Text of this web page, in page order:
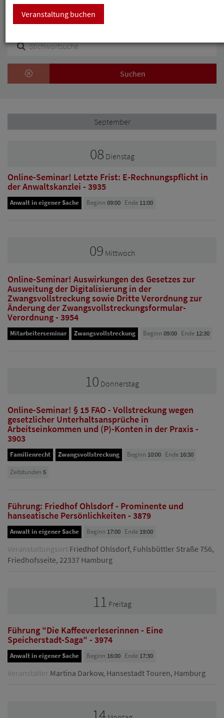
Suchen
Veranstaltung buchen
September
08 Dienstag
Online-Seminar! Letzte Frist: E-Rechnungspflicht in
der Anwaltskanzlei - 3935
Anwalt in eigener Sache Beginn 09:00 Ende 11:00
09 Mittwoch
Online-Seminar! Auswirkungen des Gesetzes zur
Ausweitung der Digitalisierung in der
Zwangsvollstreckung sowie Dritte Verordnung zur
Änderung der Zwangsvollstreckungsformular-
Verordnung - 3954
Mitarbeiterseminar Zwangsvollstreckung Beginn 09:00 Ende 12:30
10 Donnerstag
Online-Seminar! § 15 FAO - Vollstreckung wegen
gesetzlicher Unterhaltsansprüche in
Arbeitseinkommen und (P)-Konten in der Praxis -
3903
Familienrecht Zwangsvollstreckung Beginn 10:00 Ende 16:30
Zeitstunden 5
Führung: Friedhof Ohlsdorf - Prominente und
hanseatische Persönlichkeiten - 3879
Anwalt in eigener Sache Beginn 17:00 Ende 19:00
Veranstaltungsort Friedhof Ohlsdorf, Fuhlsbüttler Straße 756,
Friedhofsseite, 22337 Hamburg
11 Freitag
Führung "Die Kaffeeverleserinnen - Eine
Speicherstadt-Saga" - 3974
Anwalt in eigener Sache Beginn 16:00 Ende 17:30
Veranstalter Martina Darkow, Hansestadt Touren, Hamburg